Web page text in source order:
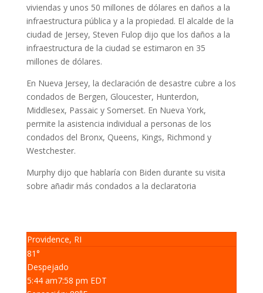
viviendas y unos 50 millones de dólares en daños a la
infraestructura pública y a la propiedad. El alcalde de la
ciudad de Jersey, Steven Fulop dijo que los daños a la
infraestructura de la ciudad se estimaron en 35
millones de dólares.
En Nueva Jersey, la declaración de desastre cubre a los
condados de Bergen, Gloucester, Hunterdon,
Middlesex, Passaic y Somerset. En Nueva York,
permite la asistencia individual a personas de los
condados del Bronx, Queens, Kings, Richmond y
Westchester.
Murphy dijo que hablaría con Biden durante su visita
sobre añadir más condados a la declaratoria
Providence, RI
81°
Despejado
5:44 am7:58 pm EDT